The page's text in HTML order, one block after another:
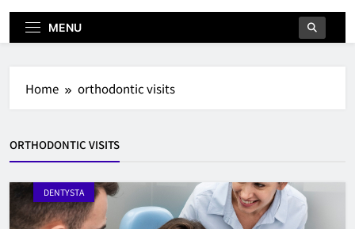
MENU
Home orthodontic visits
ORTHODONTIC VISITS
DENTYSTA